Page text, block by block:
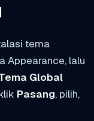
tema
Appearance, lalu
Global
Pasang, pilih,